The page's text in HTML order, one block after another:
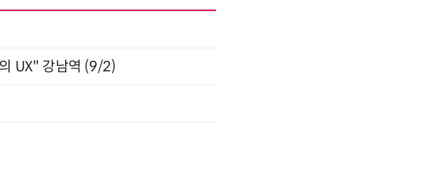
UX" 강남역 (9/2)